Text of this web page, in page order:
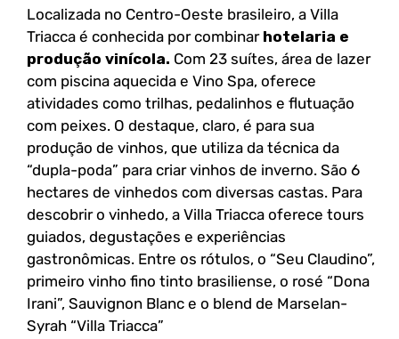
Localizada no Centro-Oeste brasileiro, a Villa
Triacca é conhecida por combinar hotelaria e
produção vinícola. Com 23 suítes, área de lazer
com piscina aquecida e Vino Spa, oferece
atividades como trilhas, pedalinhos e flutuação
com peixes. O destaque, claro, é para sua
produção de vinhos, que utiliza da técnica da
“dupla-poda” para criar vinhos de inverno. São 6
hectares de vinhedos com diversas castas. Para
descobrir o vinhedo, a Villa Triacca oferece tours
guiados, degustações e experiências
gastronômicas. Entre os rótulos, o “Seu Claudino”,
primeiro vinho fino tinto brasiliense, o rosé “Dona
Irani”, Sauvignon Blanc e o blend de Marselan-
Syrah “Villa Triacca”